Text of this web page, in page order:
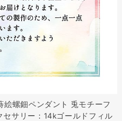
絵螺鈿ペンダント 兎モチーフ
サリー：14kゴールドフィル